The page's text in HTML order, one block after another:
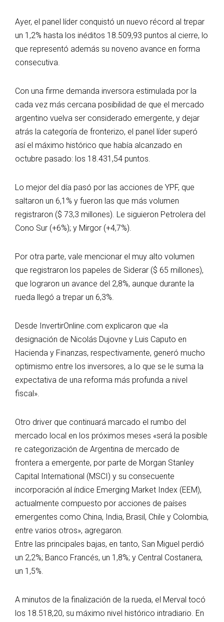
Ayer, el panel líder conquistó un nuevo récord al trepar
un 1,2% hasta los inéditos 18.509,93 puntos al cierre, lo
que representó además su noveno avance en forma
consecutiva.
Con una firme demanda inversora estimulada por la
cada vez más cercana posibilidad de que el mercado
argentino vuelva ser considerado emergente, y dejar
atrás la categoría de fronterizo, el panel líder superó
así el máximo histórico que había alcanzado en
octubre pasado: los 18.431,54 puntos.
Lo mejor del día pasó por las acciones de YPF, que
saltaron un 6,1% y fueron las que más volumen
registraron ($ 73,3 millones). Le siguieron Petrolera del
Cono Sur (+6%); y Mirgor (+4,7%).
Por otra parte, vale mencionar el muy alto volumen
que registraron los papeles de Siderar ($ 65 millones),
que lograron un avance del 2,8%, aunque durante la
rueda llegó a trepar un 6,3%.
Desde InvertirOnline.com explicaron que «la
designación de Nicolás Dujovne y Luis Caputo en
Hacienda y Finanzas, respectivamente, generó mucho
optimismo entre los inversores, a lo que se le suma la
expectativa de una reforma más profunda a nivel
fiscal».
Otro driver que continuará marcado el rumbo del
mercado local en los próximos meses «será la posible
re categorización de Argentina de mercado de
frontera a emergente, por parte de Morgan Stanley
Capital International (MSCI) y su consecuente
incorporación al índice Emerging Market Index (EEM),
actualmente compuesto por acciones de países
emergentes como China, India, Brasil, Chile y Colombia,
entre varios otros», agregaron.
Entre las principales bajas, en tanto, San Miguel perdió
un 2,2%; Banco Francés, un 1,8%; y Central Costanera,
un 1,5%.
A minutos de la finalización de la rueda, el Merval tocó
los 18.518,20, su máximo nivel histórico intradiario. En